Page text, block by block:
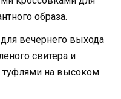
образа.
вечернего выхода
свитера и
на высоком